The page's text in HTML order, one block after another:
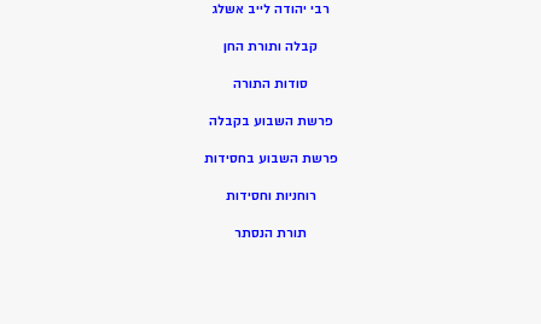
רבי יהודה לייב אשלג
קבלה ותורת החן
סודות התורה
פרשת השבוע בקבלה
פרשת השבוע בחסידות
רוחניות וחסידות
תורת הנסתר